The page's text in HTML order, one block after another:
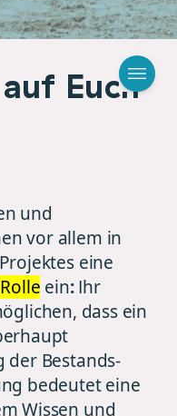
Euch
und
vor allem in
eine
ein:Ihr
dass ein
der Bestands-
bedeutet eine
Wissen und